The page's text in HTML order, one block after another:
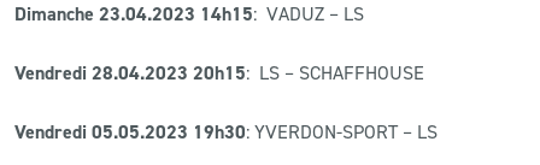
Dimanche 23.04.2023 14h15: VADUZ – LS
Vendredi 28.04.2023 20h15: LS – SCHAFFHOUSE
Vendredi 05.05.2023 19h30: YVERDON-SPORT – LS